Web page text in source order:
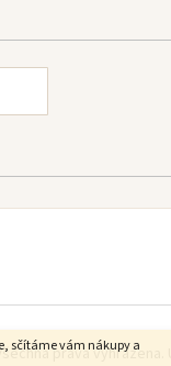
sčítáme vám nákupy a
práva vyhrazena.